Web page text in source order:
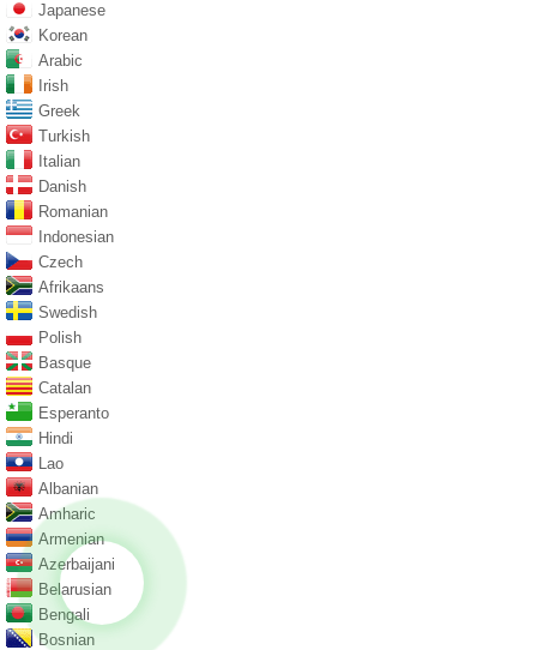
Japanese
Korean
Arabic
Irish
Greek
Turkish
Italian
Danish
Romanian
Indonesian
Czech
Afrikaans
Swedish
Polish
Basque
Catalan
Esperanto
Hindi
Lao
Albanian
Amharic
Armenian
Azerbaijani
Belarusian
Bengali
Bosnian